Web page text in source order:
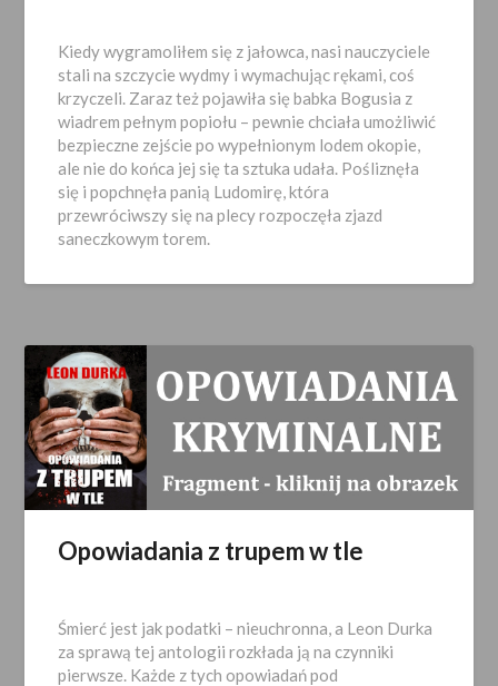
06-
21
Kiedy wygramoliłem się z jałowca, nasi nauczyciele
stali na szczycie wydmy i wymachując rękami, coś
krzyczeli. Zaraz też pojawiła się babka Bogusia z
wiadrem pełnym popiołu – pewnie chciała umożliwić
bezpieczne zejście po wypełnionym lodem okopie,
ale nie do końca jej się ta sztuka udała. Pośliznęła
się i popchnęła panią Ludomirę, która
przewróciwszy się na plecy rozpoczęła zjazd
saneczkowym torem.
Opowiadania z trupem w tle
2025-
05-
08
Śmierć jest jak podatki – nieuchronna, a Leon Durka
za sprawą tej antologii rozkłada ją na czynniki
pierwsze. Każde z tych opowiadań pod